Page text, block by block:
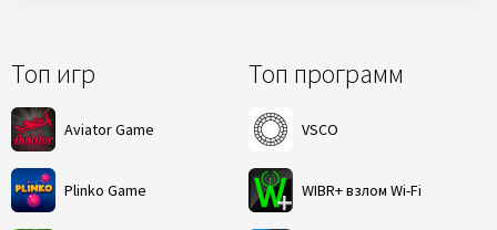
Топ игр
Aviator Game
Plinko Game
Топ программ
VSCO
WIBR+ взлом Wi-Fi